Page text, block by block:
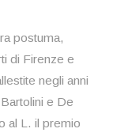
postuma,
di Firenze e
negli anni
e De
al L. il premio